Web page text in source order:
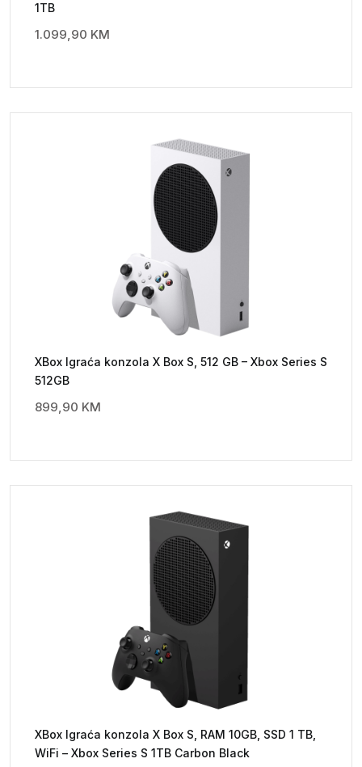
1TB
1.099,90 KM
XBox Igraća konzola X Box S, 512 GB – Xbox Series S
512GB
899,90 KM
XBox Igraća konzola X Box S, RAM 10GB, SSD 1 TB,
WiFi – Xbox Series S 1TB Carbon Black